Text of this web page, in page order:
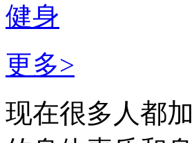
健身
更多>
现在很多人都